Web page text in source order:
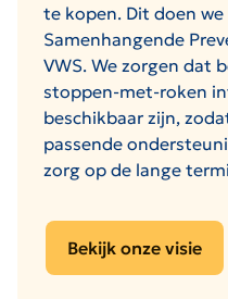
te kopen. Dit doen
Samenhangende
VWS. We zorgen dat
stoppen-met-roken
beschikbaar zijn,
passende
zorg op de lange
Bekijk onze visie